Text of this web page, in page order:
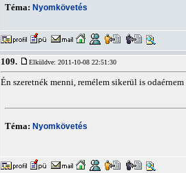
Téma: Nyomkövetés
109. Elküldve: 2011-10-08 22:51:30
Én szeretnék menni, remélem sikerül is
Téma: Nyomkövetés